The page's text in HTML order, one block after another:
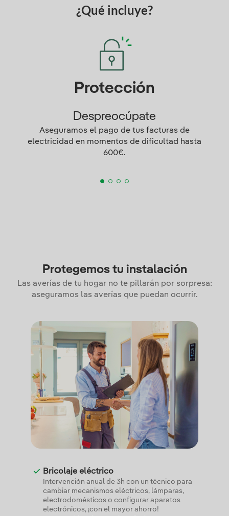
¿Qué incluye?
Protección
Despreocúpate
Aseguramos el pago de tus facturas de
electricidad en momentos de dificultad hasta
600€.
Protegemos tu instalación
Las averías de tu hogar no te pillarán por sorpresa:
aseguramos las averías que puedan ocurrir.
Bricolaje eléctrico
Intervención anual de 3h con un técnico para
cambiar mecanismos eléctricos, lámparas,
electrodomésticos o configurar aparatos
electrónicos, ¡con el mayor ahorro!